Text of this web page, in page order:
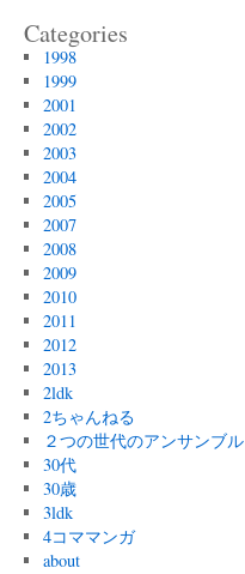
Categories
1998
1999
2001
2002
2003
2004
2005
2007
2008
2009
2010
2011
2012
2013
2ldk
2ちゃんねる
２つの世代のアンサンブル
30代
30歳
3ldk
4コママンガ
about